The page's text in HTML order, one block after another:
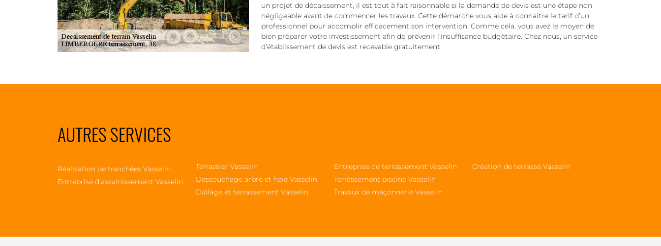
un projet de décaissement, il est tout à fait raisonnable si la demande de devis est une étape non
négligeable avant de commencer les travaux. Cette démarche vous aide à connaitre le tarif d’un
professionnel pour accomplir efficacement son intervention. Comme cela, vous avez le moyen de
bien préparer votre investissement afin de prévenir l’insuffisance budgétaire. Chez nous, un service
d’établissement de devis est recevable gratuitement.
AUTRES SERVICES
Réalisation de tranchées Vasselin
Entreprise d'assainissement Vasselin
Terrassier Vasselin
Dessouchage arbre et haie Vasselin
Dallage et terrassement Vasselin
Entreprise de terrassement Vasselin
Terrassement piscine Vasselin
Travaux de maçonnerie Vasselin
Création de terrasse Vasselin